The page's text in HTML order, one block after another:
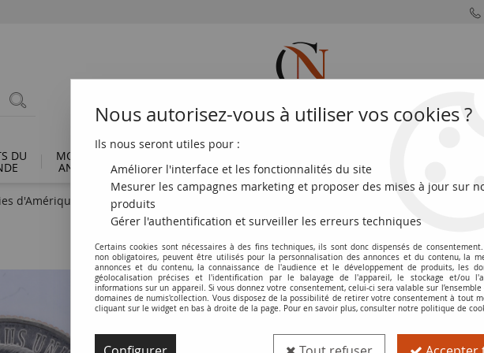
DU MONNAIES
ANTIQUES FRANÇAISES DU MONDE EUROS
d'Amérique Etats Unis d'Amérique USA 1/4 Dollar - 250ème année de
Pièce USA 1/4 Dollar - 250ème année
2026 - D Denver
Réf. :NCP5861
Nous autorisez-vous à utiliser vos cookies ?
Ils nous seront utiles pour :
Améliorer l'interface et les fonctionnalités du site
Mesurer les campagnes marketing et proposer des mises à jour sur
produits
Gérer l'authentification et surveiller les erreurs techniques
Certains cookies sont nécessaires à des fins techniques, ils sont donc dispensés de
non obligatoires, peuvent être utilisés pour la personnalisation des annonces et du contenu, la
annonces et du contenu, la connaissance de l'audience et le développement de produits, les
géolocalisation précises et l'identification par le balayage de l'appareil, le stockage et/ou
informations sur un appareil. Si vous donnez votre consentement, celui-ci sera valable sur l’ensemble
domaines de numis'collection. Vous disposez de la possibilité de retirer votre consentement à tout
cliquant sur le widget en bas à droite de la page. Pour en savoir plus, consulter notre politique de